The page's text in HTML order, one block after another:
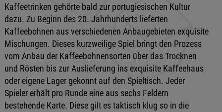
Kaffeetrinken gehörte bald zur portugiesischen Kultur
dazu. Zu Beginn des 20. Jahrhunderts lieferten
Kaffeebohnen aus verschiedenen Anbaugebieten exquisite
Mischungen. Dieses kurzweilige Spiel bringt den Prozess
vom Anbau der Kaffeebohnensorten über das Trocknen
und Rösten bis zur Auslieferung ins exquisite Kaffeehaus
oder eigene Lager gekonnt auf den Spieltisch. Jeder
Spieler erhält pro Runde eine aus sechs Feldern
bestehende Karte. Diese gilt es taktisch klug so in die